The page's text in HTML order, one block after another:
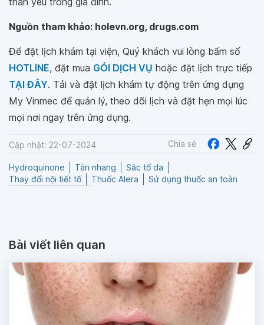
Nguồn tham khảo: holevn.org, drugs.com
Để đặt lịch khám tại viện, Quý khách vui lòng bấm số
HOTLINE, đặt mua GÓI DỊCH VỤ hoặc đặt lịch trực tiếp
TẠI ĐÂY. Tải và đặt lịch khám tự động trên ứng dụng
My Vinmec để quản lý, theo dõi lịch và đặt hẹn mọi lúc
mọi nơi ngay trên ứng dụng.
Cập nhật: 22-07-2024 Chia sẻ
Hydroquinone Tàn nhang
Sắc tố da
Thay đổi nội tiết tố
Thuốc Alera Sử dụng thuốc an toàn
Bài viết liên quan